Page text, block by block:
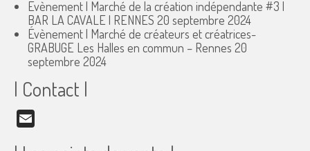
Évènement | Marché de la création indépendante #3 |
BAR LA CAVALE | RENNES 20 septembre 2024
Évènement | Marché de créateurs et créatrices-
GRABUGE Les Halles en commun – Rennes 20
septembre 2024
| Contact |